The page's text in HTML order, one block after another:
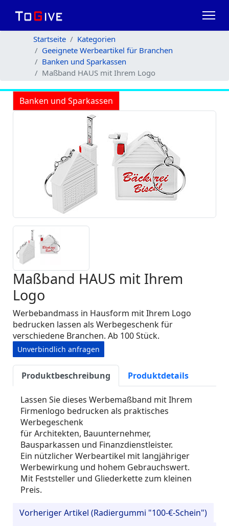
Startseite
Kategorien
Geeignete Werbeartikel für Branchen
Banken und Sparkassen
Maßband HAUS mit Ihrem Logo
Banken und Sparkassen
Maßband HAUS mit Ihrem
Logo
Werbebandmass in Hausform mit Ihrem Logo
bedrucken lassen als Werbegeschenk für
verschiedene Branchen. Ab 100 Stück.
Unverbindlich anfragen
Produktbeschreibung Produktdetails
Lassen Sie dieses Werbemaßband mit Ihrem
Firmenlogo bedrucken als praktisches
Werbegeschenk
für Architekten, Bauunternehmer,
Bausparkassen und Finanzdienstleister.
Ein nützlicher Werbeartikel mit langjähriger
Werbewirkung und hohem Gebrauchswert.
Mit Feststeller und Gliederkette zum kleinen
Preis.
Vorheriger Artikel (Radiergummi "100-€-Schein")